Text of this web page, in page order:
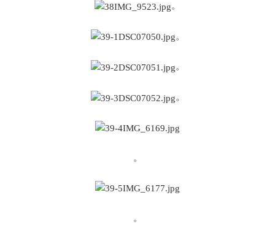
。
。
。
。
。
。